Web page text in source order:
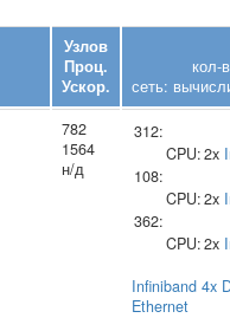
Узлов
Проц.
Ускор.
кол-
сеть:
782
1564
н/д
312:
CPU:2x
108:
CPU:2x
362:
CPU:2x
Infiniband 4x
Ethernet